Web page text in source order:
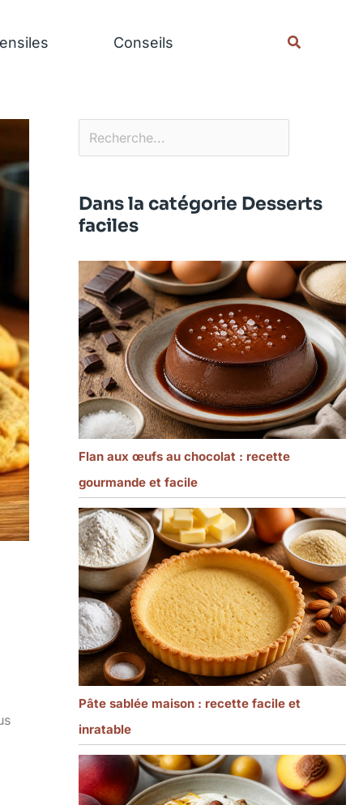
Conseils
Dans la catégorie Desserts
faciles
Flan aux œufs au chocolat : recette
gourmande et facile
Pâte sablée maison : recette facile et
inratable